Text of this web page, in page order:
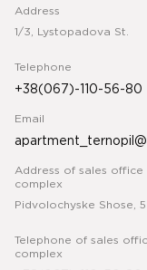
Address
1/3, Lystopadova St.
Telephone
+38(067)-110-56-80
Email
Address of sales office
complex
Pidvolochyske Shose, 5
Telephone of sales
complex